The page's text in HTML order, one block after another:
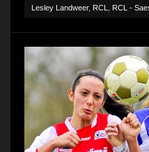
Lesley Landweer, RCL RCL -